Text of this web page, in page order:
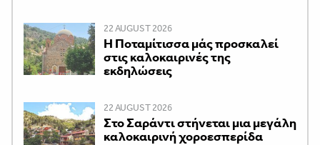
22 AUGUST 2026
Η Ποταμίτισσα μάς προσκαλεί
στις καλοκαιρινές της
εκδηλώσεις
22 AUGUST 2026
Στο Σαράντι στήνεται μια μεγάλη
καλοκαιρινή χοροεσπερίδα